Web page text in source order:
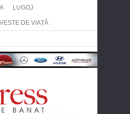
LUGOJ
DE VIAȚĂ